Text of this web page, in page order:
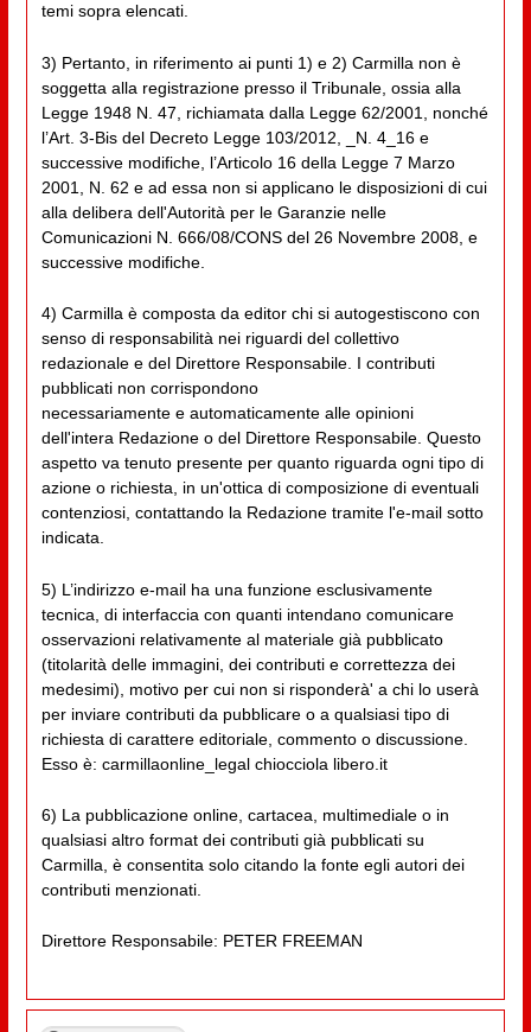
temi sopra elencati.
3) Pertanto, in riferimento ai punti 1) e 2) Carmilla non è
soggetta alla registrazione presso il Tribunale, ossia alla
Legge 1948 N. 47, richiamata dalla Legge 62/2001, nonché
l’Art. 3-Bis del Decreto Legge 103/2012, _N. 4_16 e
successive modifiche, l’Articolo 16 della Legge 7 Marzo
2001, N. 62 e ad essa non si applicano le disposizioni di cui
alla delibera dell'Autorità per le Garanzie nelle
Comunicazioni N. 666/08/CONS del 26 Novembre 2008, e
successive modifiche.
4) Carmilla è composta da editor chi si autogestiscono con
senso di responsabilità nei riguardi del collettivo
redazionale e del Direttore Responsabile. I contributi
pubblicati non corrispondono
necessariamente e automaticamente alle opinioni
dell'intera Redazione o del Direttore Responsabile. Questo
aspetto va tenuto presente per quanto riguarda ogni tipo di
azione o richiesta, in un'ottica di composizione di eventuali
contenziosi, contattando la Redazione tramite l'e-mail sotto
indicata.
5) L’indirizzo e-mail ha una funzione esclusivamente
tecnica, di interfaccia con quanti intendano comunicare
osservazioni relativamente al materiale già pubblicato
(titolarità delle immagini, dei contributi e correttezza dei
medesimi), motivo per cui non si risponderà' a chi lo userà
per inviare contributi da pubblicare o a qualsiasi tipo di
richiesta di carattere editoriale, commento o discussione.
Esso è: carmillaonline_legal chiocciola libero.it
6) La pubblicazione online, cartacea, multimediale o in
qualsiasi altro format dei contributi già pubblicati su
Carmilla, è consentita solo citando la fonte egli autori dei
contributi menzionati.
Direttore Responsabile: PETER FREEMAN